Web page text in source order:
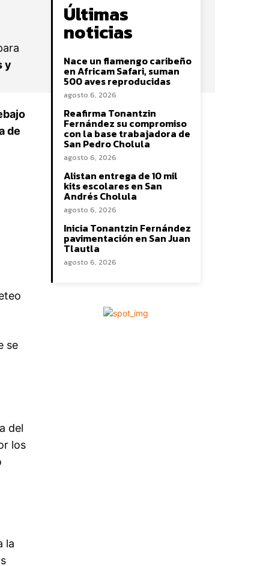
y
de
se
del
los
la
Últimas
noticias
Nace un flamengo caribeño
en Africam Safari, suman
500 aves reproducidas
agosto 6, 2026
Reafirma Tonantzin
Fernández su compromiso
con la base trabajadora de
San Pedro Cholula
agosto 6, 2026
Alistan entrega de 10 mil
kits escolares en San
Andrés Cholula
agosto 6, 2026
Inicia Tonantzin Fernández
pavimentación en San Juan
Tlautla
agosto 6, 2026